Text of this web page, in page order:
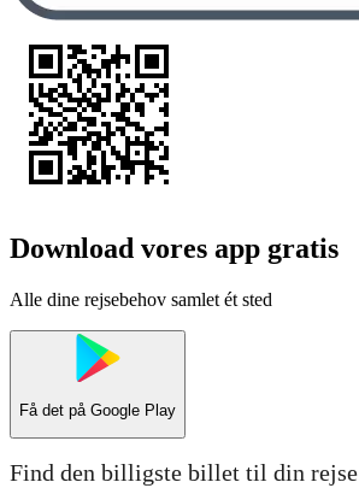
Download vores app gratis
Alle dine rejsebehov samlet ét sted
Få det på Google Play
Find den billigste billet til din rejse